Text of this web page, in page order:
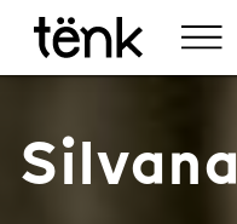
Silvana